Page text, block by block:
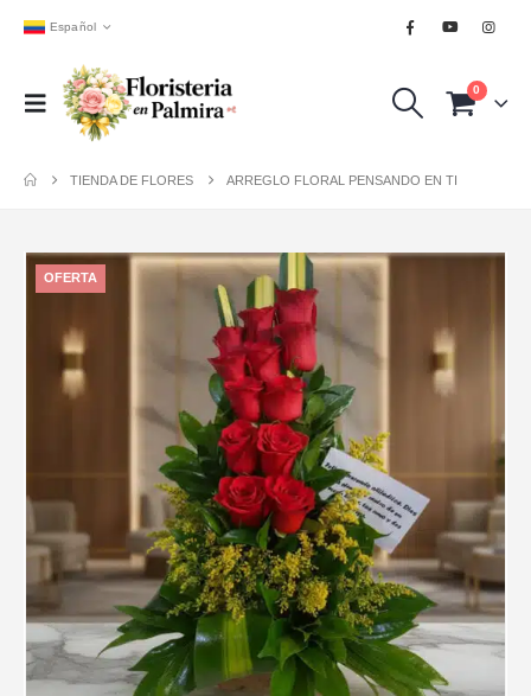
Español
0
TIENDA DE FLORES ARREGLO FLORAL PENSANDO EN TI
OFERTA